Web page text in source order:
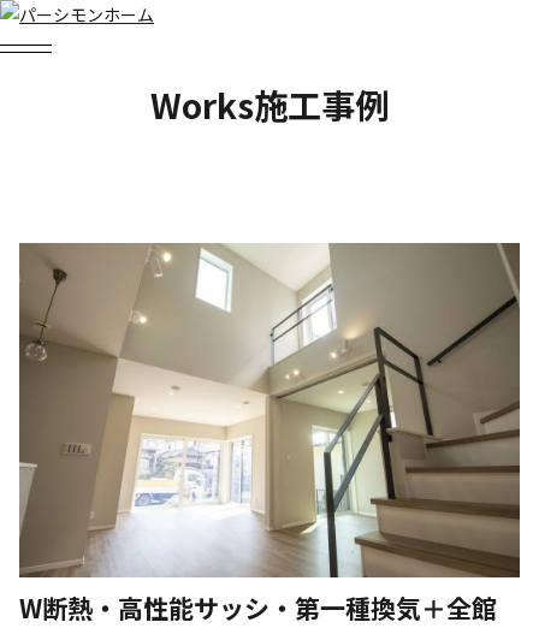
Works施工事例
W断熱・高性能サッシ・第一種換気＋全館